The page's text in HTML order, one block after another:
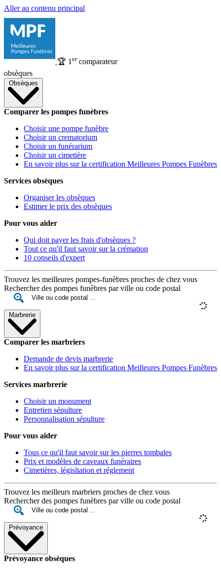
Aller au contenu principal
🏆 1 ercomparateur
obsèques
Obsèques
Comparer les pompes funèbres
Choisir une pompe funèbre
Choisir un crematorium
Choisir un funérarium
Choisir un cimetière
En savoir plus sur la certification Meilleures Pompes Funèbres
Services obsèques
Organiser les obsèques
Estimer le prix des obsèques
Pour vous aider
Qui doit payer les frais d'obsèques ?
Tout ce qu'il faut savoir sur la crémation
10 conseils d'expert
Trouvez les meilleures pompes-funèbres proches de chez vous
Rechercher des pompes funèbres par ville ou code postal
Marbrerie
Comparer les marbriers
Demande de devis marbrerie
En savoir plus sur la certification Meilleures Pompes Funèbres
Services marbrerie
Choisir un monument
Entretien sépulture
Personnalisation sépulture
Pour vous aider
Tous ce qu'il faut savoir sur les pierres tombales
Prix et modèles de caveaux funéraires
Cimetières, législiation et réglement
Trouvez les meilleurs marbriers proches de chez vous
Rechercher des pompes funèbres par ville ou code postal
Prévoyance
Prévoyance obsèques